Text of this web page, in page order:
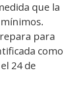
que la
para
como
24 de